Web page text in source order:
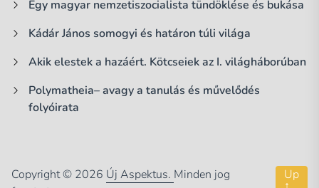
Egy magyar nemzetiszocialista tündöklése és bukása
Kádár János somogyi és határon túli világa
Akik elestek a hazáért. Kötcseiek az I. világháborúban
Polymatheia– avagy a tanulás és művelődés
folyóirata
Copyright © 2026 Új Aspektus. Minden jog
Up